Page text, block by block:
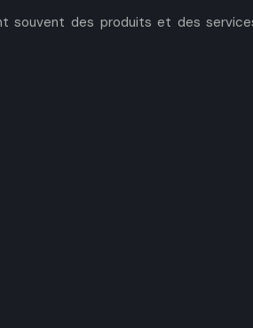
souvent des produits et des